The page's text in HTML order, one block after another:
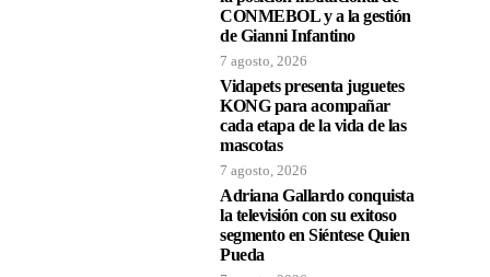
CONMEBOL y a la gestión
de Gianni Infantino
7 agosto, 2026
Vidapets presenta juguetes
KONG para acompañar
cada etapa de la vida de las
mascotas
7 agosto, 2026
Adriana Gallardo conquista
la televisión con su exitoso
segmento en Siéntese Quien
Pueda